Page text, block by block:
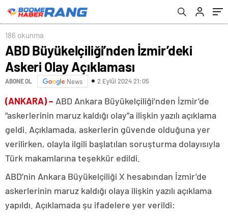
186 okunma
ABD Büyükelçiliği’nden İzmir’deki
Askeri Olay Açıklaması
ABONE OL News 2 Eylül 2024 21:05
(ANKARA) – ABD Ankara Büyükelçiliği’nden İzmir’de
“askerlerinin maruz kaldığı olay”a ilişkin yazılı açıklama
geldi. Açıklamada, askerlerin güvende olduğuna yer
verilirken, olayla ilgili başlatılan soruşturma dolayısıyla
Türk makamlarına teşekkür edildi.
ABD’nin Ankara Büyükelçiliği X hesabından İzmir’de
askerlerinin maruz kaldığı olaya ilişkin yazılı açıklama
yapıldı. Açıklamada şu ifadelere yer verildi: